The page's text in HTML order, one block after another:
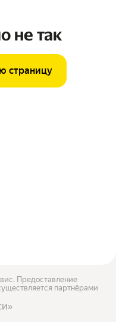
не так
страницу
Предоставление
партнёрами